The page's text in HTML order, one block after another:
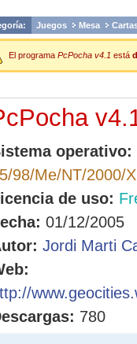
Juegos Mesa
El programa PcPocha v4.1 está
operativo:
98/Me/NT/2000/
de uso:
01/12/2005
Jordi Marti
780